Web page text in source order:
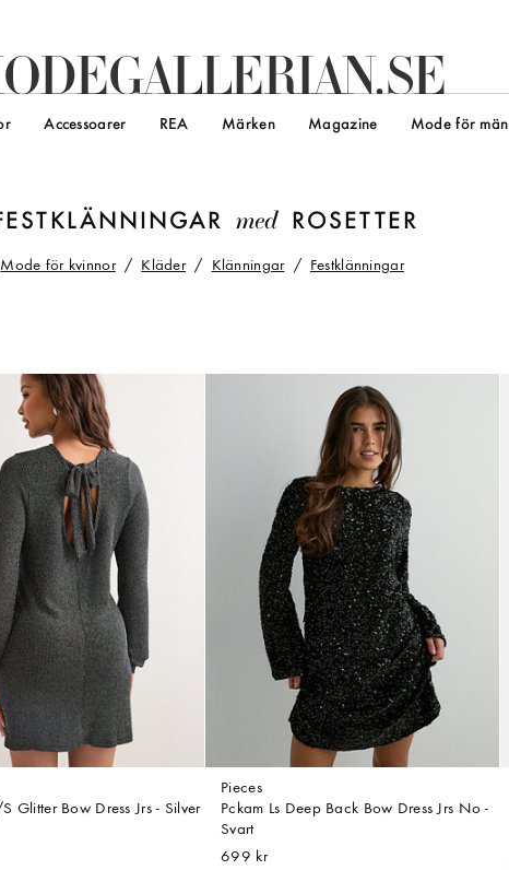
ODEGALLERIAN.SE
Accessoarer REA Märken Magazine Mode för män
med ROSETTER
Mode för kvinnor Kläder Klänningar Festklänningar
Glitter Bow Dress Jrs - Silver
Pieces
Pckam Ls Deep Back Bow Dress Jrs No -
Svart
699 kr